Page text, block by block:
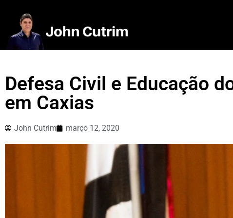
Defesa Civil e Educação
em Caxias
John Cutrim março 12, 2020